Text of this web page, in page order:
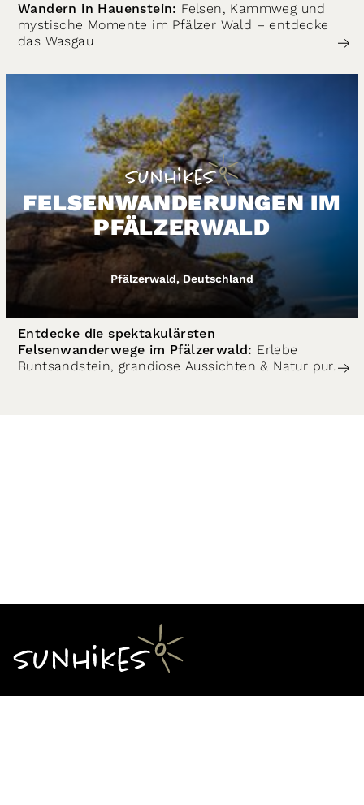
Wandern in Hauenstein: Felsen, Kammweg und
mystische Momente im Pfälzer Wald – entdecke
das Wasgau
FELSENWANDERUNGEN IM
PFÄLZERWALD
Pfälzerwald, Deutschland
Entdecke die spektakulärsten
Felsenwanderwege im Pfälzerwald: Erlebe
Buntsandstein, grandiose Aussichten & Natur pur.